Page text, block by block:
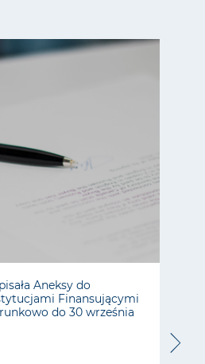
Aneksy do
Finansującymi
do 30 września